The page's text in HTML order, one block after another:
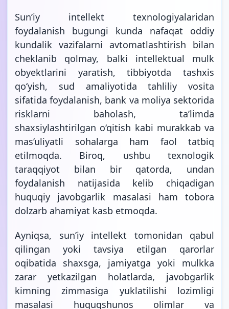
Sunʼiy intellekt texnologiyalaridan
foydalanish bugungi kunda nafaqat oddiy
kundalik vazifalarni avtomatlashtirish bilan
cheklanib qolmay, balki intellektual mulk
obyektlarini yaratish, tibbiyotda tashxis
qo‘yish, sud amaliyotida tahliliy vosita
sifatida foydalanish, bank va moliya sektorida
risklarni baholash, ta’limda
shaxsiylashtirilgan o‘qitish kabi murakkab va
mas’uliyatli sohalarga ham faol tatbiq
etilmoqda. Biroq, ushbu texnologik
taraqqiyot bilan bir qatorda, undan
foydalanish natijasida kelib chiqadigan
huquqiy javobgarlik masalasi ham tobora
dolzarb ahamiyat kasb etmoqda.
Ayniqsa, sunʼiy intellekt tomonidan qabul
qilingan yoki tavsiya etilgan qarorlar
oqibatida shaxsga, jamiyatga yoki mulkka
zarar yetkazilgan holatlarda, javobgarlik
kimning zimmasiga yuklatilishi lozimligi
masalasi huquqshunos olimlar va